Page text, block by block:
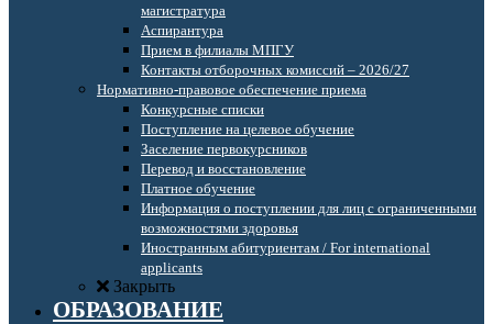
магистратура
Аспирантура
Прием в филиалы МПГУ
Контакты отборочных комиссий – 2026/27
Нормативно-правовое обеспечение приема
Конкурсные списки
Поступление на целевое обучение
Заселение первокурсников
Перевод и восстановление
Платное обучение
Информация о поступлении для лиц с ограниченными
возможностями здоровья
Иностранным абитуриентам / For international
applicants
Закрыть
ОБРАЗОВАНИЕ